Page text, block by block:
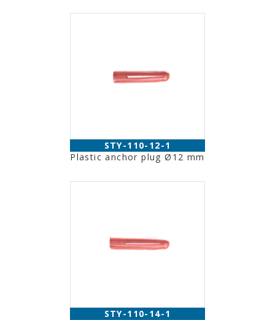
STY-110-12-1
Plastic anchor plug Ø12 mm
STY-110-14-1